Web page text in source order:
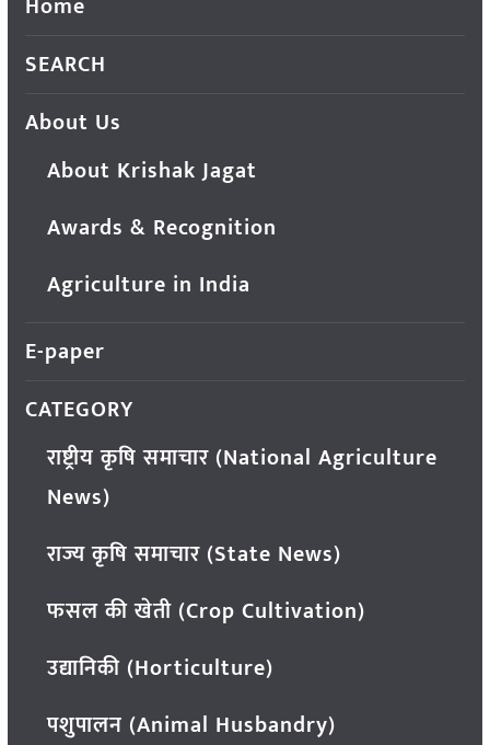
SEARCH
About Us
About Krishak Jagat
Awards & Recognition
Agriculture in India
E-paper
CATEGORY
राष्ट्रीय कृषि समाचार (National Agriculture
News)
राज्य कृषि समाचार (State News)
फसल की खेती (Crop Cultivation)
उद्यानिकी (Horticulture)
पशुपालन (Animal Husbandry)